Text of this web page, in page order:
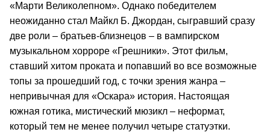
«Марти Великолепном». Однако победителем
неожиданно стал Майкл Б. Джордан, сыгравший сразу
две роли – братьев-близнецов – в вампирском
музыкальном хорроре «Грешники». Этот фильм,
ставший хитом проката и попавший во все возможные
топы за прошедший год, с точки зрения жанра –
непривычная для «Оскара» история. Настоящая
южная готика, мистический мюзикл – неформат,
который тем не менее получил четыре статуэтки.